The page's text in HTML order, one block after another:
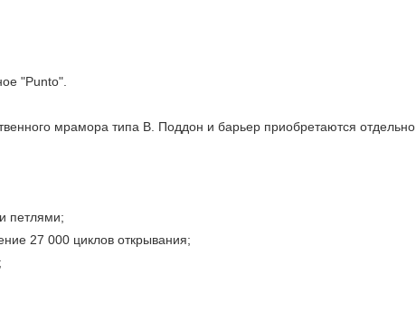
"Punto".
мрамора типа B. Поддон и барьер приобретаются отдельно.
петлями;
27 000 циклов открывания;